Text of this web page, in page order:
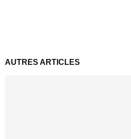
AUTRES ARTICLES